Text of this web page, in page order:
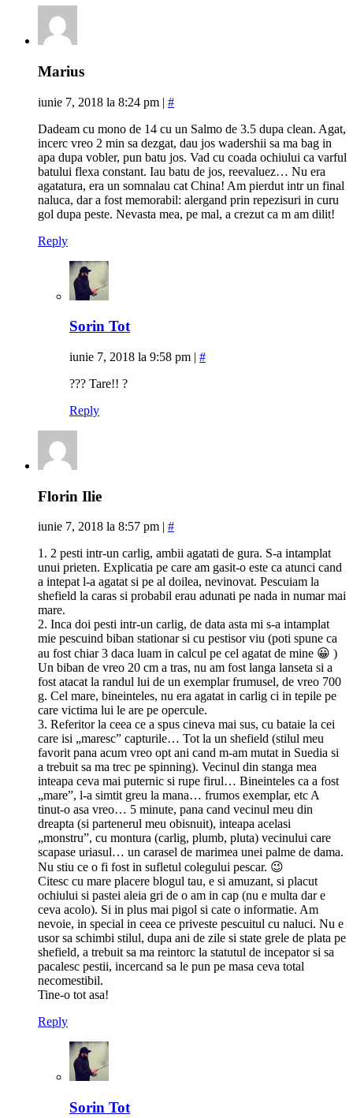
Marius
iunie 7, 2018 la 8:24 pm | #
Dadeam cu mono de 14 cu un Salmo de 3.5 dupa clean. Agat,
incerc vreo 2 min sa dezgat, dau jos wadershii sa ma bag in
apa dupa vobler, pun batu jos. Vad cu coada ochiului ca varful
batului flexa constant. Iau batu de jos, reevaluez… Nu era
agatatura, era un somnalau cat China! Am pierdut intr un final
naluca, dar a fost memorabil: alergand prin repezisuri in curu
gol dupa peste. Nevasta mea, pe mal, a crezut ca m am dilit!
Reply
Sorin Tot
iunie 7, 2018 la 9:58 pm | #
??? Tare!! ?
Reply
Florin Ilie
iunie 7, 2018 la 8:57 pm | #
1. 2 pesti intr-un carlig, ambii agatati de gura. S-a intamplat
unui prieten. Explicatia pe care am gasit-o este ca atunci cand
a intepat l-a agatat si pe al doilea, nevinovat. Pescuiam la
shefield la caras si probabil erau adunati pe nada in numar mai
mare.
2. Inca doi pesti intr-un carlig, de data asta mi s-a intamplat
mie pescuind biban stationar si cu pestisor viu (poti spune ca
au fost chiar 3 daca luam in calcul pe cel agatat de mine 😀 )
Un biban de vreo 20 cm a tras, nu am fost langa lanseta si a
fost atacat la randul lui de un exemplar frumusel, de vreo 700
g. Cel mare, bineinteles, nu era agatat in carlig ci in tepile pe
care victima lui le are pe opercule.
3. Referitor la ceea ce a spus cineva mai sus, cu bataie la cei
care isi „maresc” capturile… Tot la un shefield (stilul meu
favorit pana acum vreo opt ani cand m-am mutat in Suedia si
a trebuit sa ma trec pe spinning). Vecinul din stanga mea
inteapa ceva mai puternic si rupe firul… Bineinteles ca a fost
„mare”, l-a simtit greu la mana… frumos exemplar, etc A
tinut-o asa vreo… 5 minute, pana cand vecinul meu din
dreapta (si partenerul meu obisnuit), inteapa acelasi
„monstru”, cu montura (carlig, plumb, pluta) vecinului care
scapase uriasul… un carasel de marimea unei palme de dama.
Nu stiu ce o fi fost in sufletul colegului pescar. 😉
Citesc cu mare placere blogul tau, e si amuzant, si placut
ochiului si pastei aleia gri de o am in cap (nu e multa dar e
ceva acolo). Si in plus mai pigol si cate o informatie. Am
nevoie, in special in ceea ce priveste pescuitul cu naluci. Nu e
usor sa schimbi stilul, dupa ani de zile si state grele de plata pe
shefield, a trebuit sa ma reintorc la statutul de incepator si sa
pacalesc pestii, incercand sa le pun pe masa ceva total
necomestibil.
Tine-o tot asa!
Reply
Sorin Tot